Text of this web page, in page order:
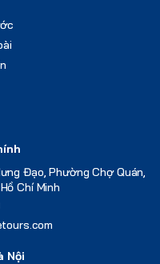
Đạo, Phường Chợ Quán,
Chí Minh
Nội